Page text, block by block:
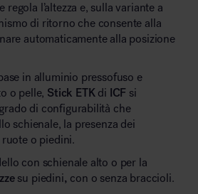
regola l’altezza e, sulla variante a
di ritorno che consente alla
automaticamente alla posizione
in alluminio pressofuso e
o pelle, Stick ETK di ICF si
di configurabilità che
schienale, la presenza dei
o piedini.
con schienale alto o per la
su piedini, con o senza braccioli.